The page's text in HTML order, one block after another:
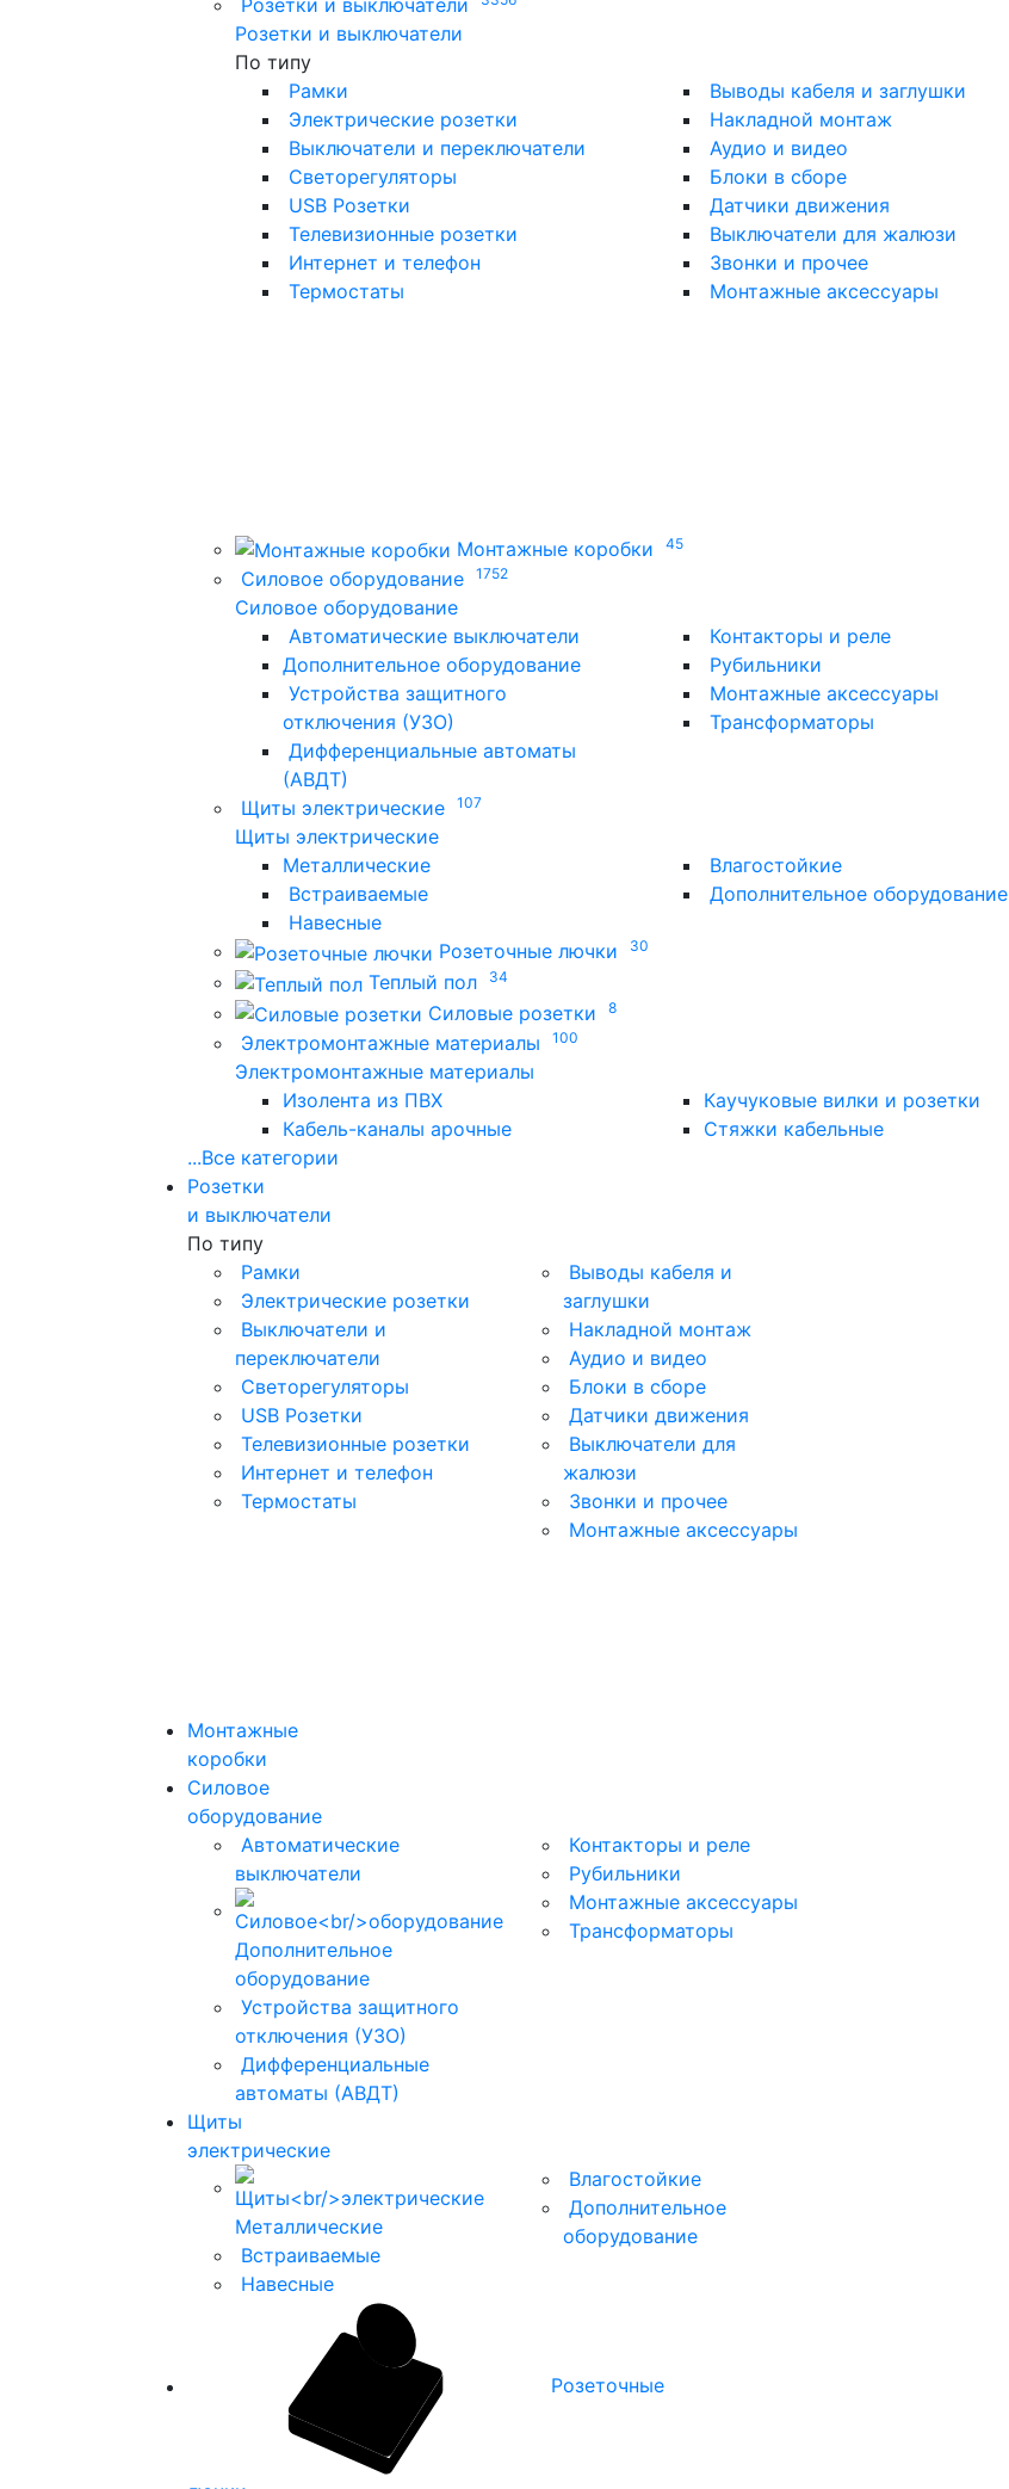
Розетки и выключатели
По типу
Рамки
Электрические розетки
Выключатели и переключатели
Светорегуляторы
USB Розетки
Телевизионные розетки
Интернет и телефон
Термостаты
Выводы кабеля и заглушки
Накладной монтаж
Аудио и видео
Блоки в сборе
Датчики движения
Выключатели для жалюзи
Звонки и прочее
Монтажные аксессуары
Монтажные коробки
45
Силовое оборудование 1752
Силовое оборудование
Автоматические выключатели
Дополнительное оборудование
Устройства защитного
отключения (УЗО)
Дифференциальные автоматы
(АВДТ)
Контакторы и реле
Рубильники
Монтажные аксессуары
Трансформаторы
Щиты электрические 107
Щиты электрические
Металлические
Встраиваемые
Навесные
Влагостойкие
Дополнительное оборудование
Розеточные лючки 30
Теплый пол 34
Силовые розетки 8
Электромонтажные материалы 100
Электромонтажные материалы
Изолента из ПВХ
Кабель-каналы арочные
Каучуковые вилки и розетки
Стяжки кабельные
...Все категории
Розетки
и выключатели
По типу
Рамки
Электрические розетки
Выключатели и
переключатели
Светорегуляторы
USB Розетки
Телевизионные розетки
Интернет и телефон
Термостаты
Выводы кабеля и
заглушки
Накладной монтаж
Аудио и видео
Блоки в сборе
Датчики движения
Выключатели для
жалюзи
Звонки и прочее
Монтажные аксессуары
Монтажные
коробки
Силовое
оборудование
Автоматические
выключатели
Дополнительное
оборудование
Устройства защитного
отключения (УЗО)
Дифференциальные
автоматы (АВДТ)
Контакторы и реле
Рубильники
Монтажные аксессуары
Трансформаторы
Щиты
электрические
Металлические
Встраиваемые
Навесные
Влагостойкие
Дополнительное
оборудование
Розеточные